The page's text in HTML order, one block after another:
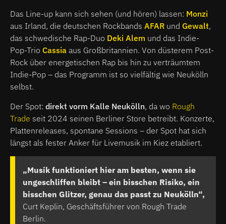
Das Line-up kann sich sehen (und hören) lassen: Monzi
aus Irland, die deutschen Rockbands AFAR und Gewalt,
das schwedische Rap-Duo Deki Alem und das Indie-
Pop-Trio Cassia aus Großbritannien. Von düsterem Post-
Rock über energetischen Rap bis hin zu verträumtem
Indie-Pop – das Programm ist so vielfältig wie Neukölln
selbst.
Der Spot: direkt vorm Kalle Neukölln, da wo Rough
Trade seit 2024 seinen Berliner Store betreibt. Konzerte,
Plattenreleases, spontane Sessions – der Spot hat sich
längst als fester Anker für Livemusik im Kiez etabliert.
„Musik funktioniert hier am besten, wenn sie
ungeschliffen bleibt – ein bisschen Risiko, ein
bisschen Glitzer, genau das passt zu Neukölln“,
Curt Keplin, Geschäftsführer von Rough Trade
Berlin.